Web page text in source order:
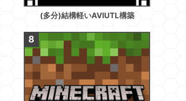
(多分)結構軽いAVIUTL構築